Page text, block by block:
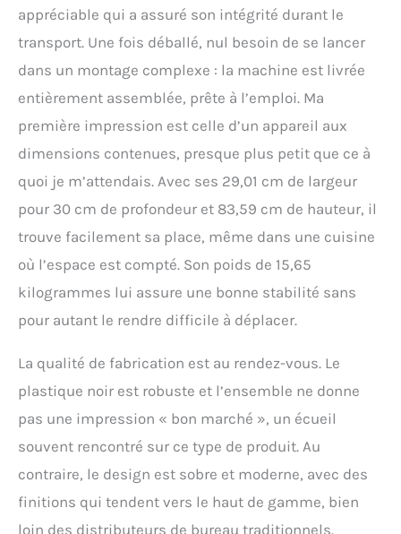
forme plus longtemps et sont parfaits pour le
whisky, les boissons froides et plus encore
Haute efficacité et économie d'énergie : adoptez
la technologie de réfrigération à économie
d'énergie et économiser de l'électricité. Il y a des
rappels de pénurie d'eau et des rappels
glace pour éviter le gaspillage Sûr et facile à
utiliser : un verrou de sécurité pour enfants est
accidentellement brûlés. Le produit est facile à
utiliser et convient aux utilisateurs de tous
rapidement s'adapter à ses fonctions simples
Contrôle intelligent et pratique : le panneau
tactile est associé à des boutons mécaniques
sophistiqués, ce qui rend le processus de
s'agisse de régler l'eau froide ou chaude, ou de
régler le mode de fabrication de glace, toutes
les informations peuvent être affichées en un
coup d'œil, afin que les gens puissent
facilement saisir chaque détail du
appréciable qui a assuré son intégrité durant le
transport. Une fois déballé, nul besoin de se lancer
dans un montage complexe : la machine est livrée
entièrement assemblée, prête à l’emploi. Ma
première impression est celle d’un appareil aux
dimensions contenues, presque plus petit que ce à
quoi je m’attendais. Avec ses 29,01 cm de largeur
pour 30 cm de profondeur et 83,59 cm de hauteur, il
trouve facilement sa place, même dans une cuisine
où l’espace est compté. Son poids de 15,65
kilogrammes lui assure une bonne stabilité sans
pour autant le rendre difficile à déplacer.
La qualité de fabrication est au rendez-vous. Le
plastique noir est robuste et l’ensemble ne donne
pas une impression « bon marché », un écueil
souvent rencontré sur ce type de produit. Au
contraire, le design est sobre et moderne, avec des
finitions qui tendent vers le haut de gamme, bien
loin des distributeurs de bureau traditionnels.